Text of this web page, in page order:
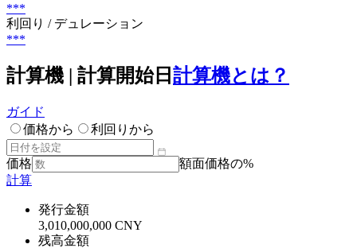
***
利回り / デュレーション
***
計算機 | 計算開始日 計算機とは？
ガイド
価格から
利回りから
価格
額面価格の%
計算
発行金額
3,010,000,000 CNY
残高金額